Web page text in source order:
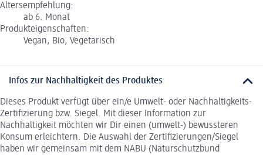
Altersempfehlung:
ab 6. Monat
Produkteigenschaften:
Vegan, Bio, Vegetarisch
Infos zur Nachhaltigkeit des Produktes
Dieses Produkt verfügt über ein/e Umwelt- oder Nachhaltigkeits-
Zertifizierung bzw. Siegel. Mit dieser Information zur
Nachhaltigkeit möchten wir Dir einen (umwelt-) bewussteren
Konsum erleichtern. Die Auswahl der Zertifizierungen/Siegel
haben wir gemeinsam mit dem NABU (Naturschutzbund